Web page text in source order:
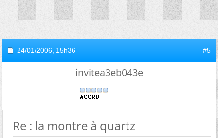
24/01/2006, 15h36 #5
invitea3eb043e
Re : la montre à quartz